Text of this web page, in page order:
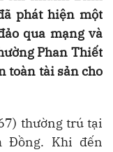
phát hiện một
qua mạng và
Phan Thiết
toàn tài sản cho
thường trú tại
Đồng. Khi đến